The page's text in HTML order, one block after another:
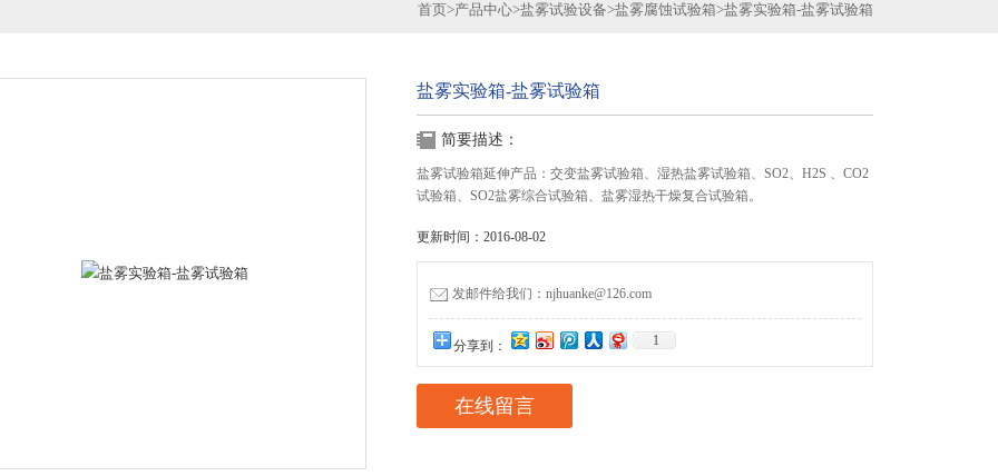
首页>产品中心>盐雾试验设备>盐雾腐蚀试验箱>盐雾实验箱-盐雾试验箱
盐雾实验箱-盐雾试验箱
简要描述：
盐雾试验箱延伸产品：交变盐雾试验箱、湿热盐雾试验箱、SO2、H2S 、CO2
试验箱、SO2盐雾综合试验箱、盐雾湿热干燥复合试验箱。
更新时间：2016-08-02
发邮件给我们：njhuanke@126.com
分享到： 1
在线留言